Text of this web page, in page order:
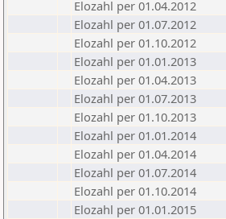
Elozahl per 01.04.2012
Elozahl per 01.07.2012
Elozahl per 01.10.2012
Elozahl per 01.01.2013
Elozahl per 01.04.2013
Elozahl per 01.07.2013
Elozahl per 01.10.2013
Elozahl per 01.01.2014
Elozahl per 01.04.2014
Elozahl per 01.07.2014
Elozahl per 01.10.2014
Elozahl per 01.01.2015